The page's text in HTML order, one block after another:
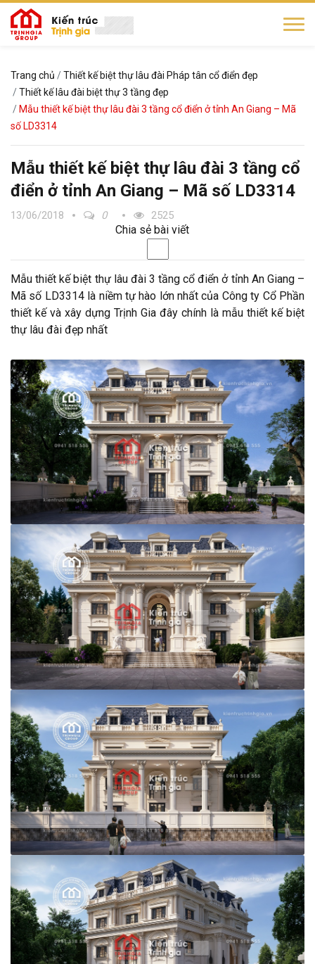
Trang chủ
Thiết kế biệt thự lâu đài Pháp tân cổ điển đẹp
Thiết kế lâu đài biệt thự 3 tầng đẹp
Mẫu thiết kế biệt thự lâu đài 3 tầng cổ điển ở tỉnh An Giang – Mã
số LD3314
Mẫu thiết kế biệt thự lâu đài 3 tầng cổ
điển ở tỉnh An Giang – Mã số LD3314
13/06/2018 0 2525
Chia sẻ bài viết
Mẫu thiết kế biệt thự lâu đài 3 tầng cổ điển ở tỉnh An Giang –
Mã số LD3314 là niềm tự hào lớn nhất của Công ty Cổ Phần
thiết kế và xây dựng Trịnh Gia đây chính là mẫu thiết kế biệt
thự lâu đài đẹp nhất